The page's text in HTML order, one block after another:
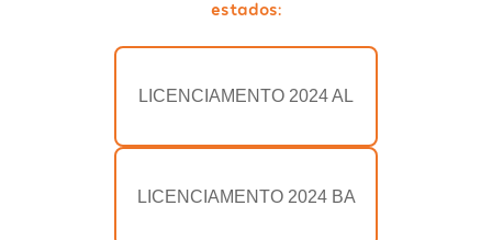
estados:
LICENCIAMENTO 2024 AL
LICENCIAMENTO 2024 BA